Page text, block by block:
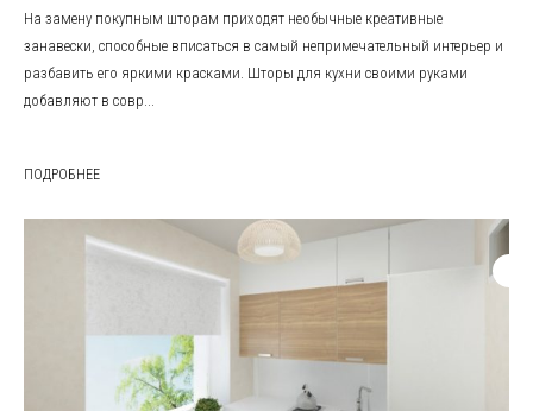
На замену покупным шторам приходят необычные креативные
занавески, способные вписаться в самый непримечательный интерьер и
разбавить его яркими красками. Шторы для кухни своими руками
добавляют в совр...
ПОДРОБНЕЕ